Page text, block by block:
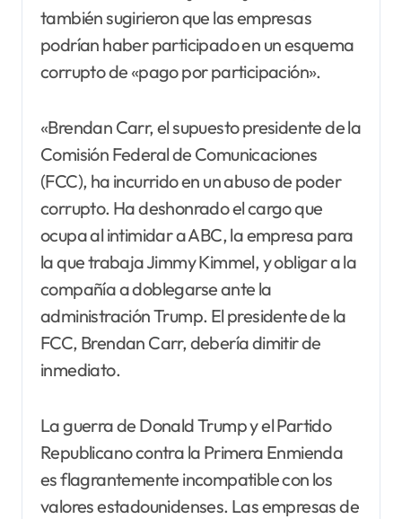
también sugirieron que las empresas
podrían haber participado en un esquema
corrupto de «pago por participación».
«Brendan Carr, el supuesto presidente de la
Comisión Federal de Comunicaciones
(FCC), ha incurrido en un abuso de poder
corrupto. Ha deshonrado el cargo que
ocupa al intimidar a ABC, la empresa para
la que trabaja Jimmy Kimmel, y obligar a la
compañía a doblegarse ante la
administración Trump. El presidente de la
FCC, Brendan Carr, debería dimitir de
inmediato.
La guerra de Donald Trump y el Partido
Republicano contra la Primera Enmienda
es flagrantemente incompatible con los
valores estadounidenses. Las empresas de